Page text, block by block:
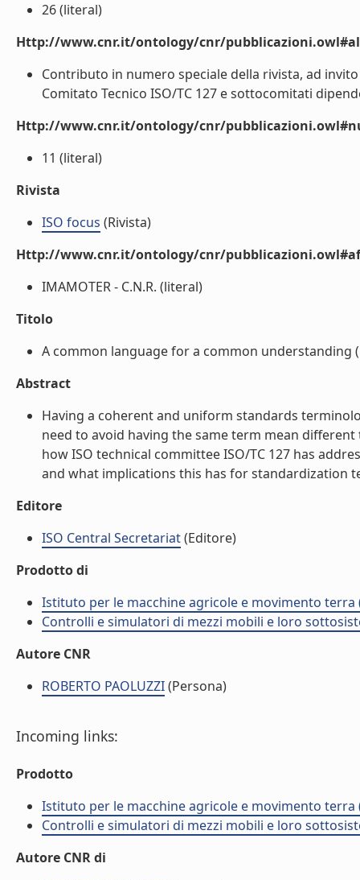
26 (literal)
Http://www.cnr.it/ontology/cnr/
Contributo in numero speciale della rivista, ad
Comitato Tecnico ISO/TC 127 e sottocomitati
Http://www.cnr.it/ontology/cnr/
11 (literal)
Rivista
ISO focus (Rivista)
Http://www.cnr.it/ontology/cnr/
IMAMOTER - C.N.R. (literal)
Titolo
A common language for a common understanding
Abstract
Having a coherent and uniform standards
need to avoid having the same term mean
how ISO technical committee ISO/TC 127 has
and what implications this has for standardization
Editore
ISO Central Secretariat(Editore)
Prodotto di
Istituto per le macchine agricole e movimento terra
Controlli e simulatori di mezzi mobili e loro
Autore CNR
ROBERTO PAOLUZZI(Persona)
Incoming links:
Prodotto
Istituto per le macchine agricole e movimento terra
Controlli e simulatori di mezzi mobili e loro
Autore CNR di